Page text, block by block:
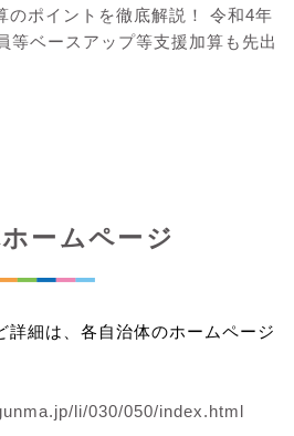
のポイントを徹底解説！ 令和4年
等ベースアップ等支援加算も先出
ームページ
詳細は、各自治体のホームページ
li/030/050/index.html